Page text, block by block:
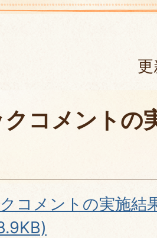
コメントの
コメントの実施結